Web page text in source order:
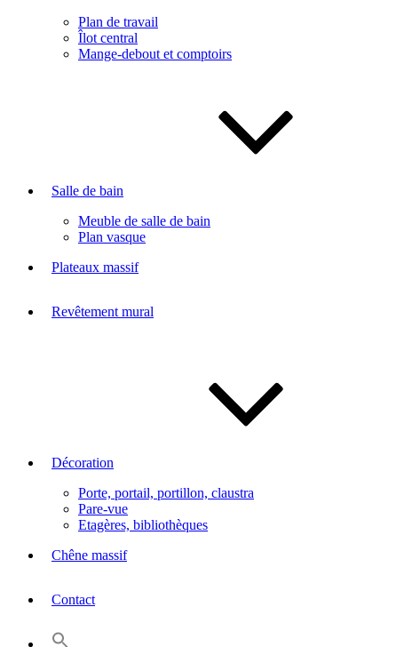
Plan de travail
Îlot central
Mange-debout et comptoirs
Salle de bain
Meuble de salle de bain
Plan vasque
Plateaux massif
Revêtement mural
Décoration
Porte, portail, portillon, claustra
Pare-vue
Etagères, bibliothèques
Chêne massif
Contact